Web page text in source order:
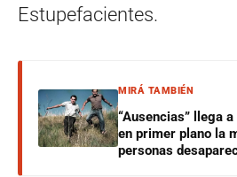
Estupefacientes.
MIRÁ TAMBIÉN
“Ausencias” llega
en primer plano la
personas